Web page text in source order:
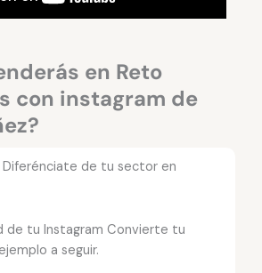
en Reto
con instagram de
de tu sector en
de tu Instagram Convierte tu
a seguir.